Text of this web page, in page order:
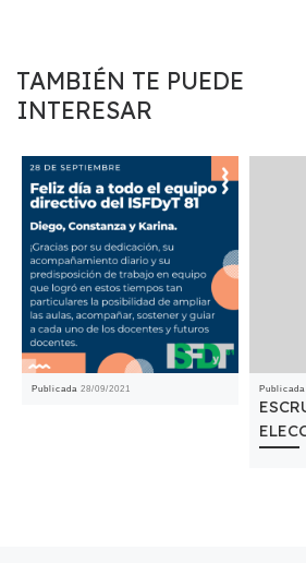
TAMBIÉN TE PUEDE
INTERESAR
Publicada 28/09/2021 Publicada